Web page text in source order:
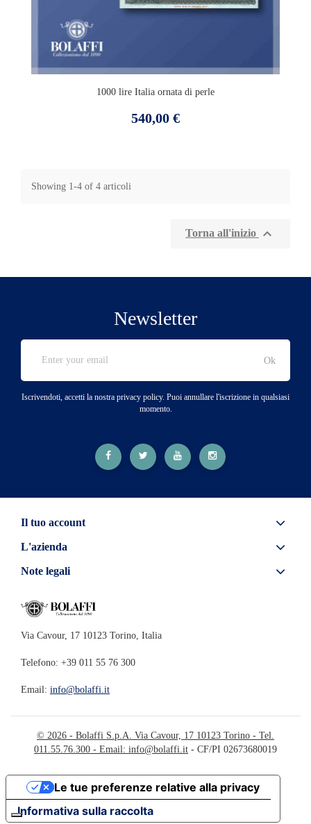
1000 lire Italia ornata di perle
Prezzo
540,00 €
Showing 1-4 of 4 articoli
Torna all'inizio 
Newsletter
Iscrivendoti, accetti la nostra privacy policy. Puoi annullare l'iscrizione in qualsiasi
momento.
Il tuo account
L'azienda
Note legali
Via Cavour, 17 10123 Torino, Italia
Telefono: +39 011 55 76 300
Email: info@bolaffi.it
© 2026 - Bolaffi S.p.A. Via Cavour, 17 10123 Torino - Tel.
011.55.76.300 - Email: info@bolaffi.it - CF/PI 02673680019
Informativa sulla raccolta
Le tue preferenze relative alla privacy